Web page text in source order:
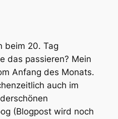
beim 20. Tag
das passieren? Mein
Anfang des Monats.
auch im
(Blogpost wird noch